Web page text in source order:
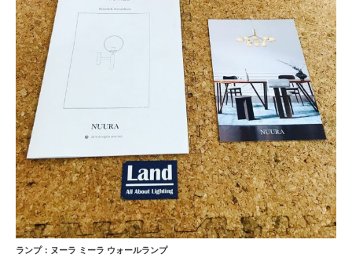
ランプ：ヌーラ ミーラ ウォールランプ